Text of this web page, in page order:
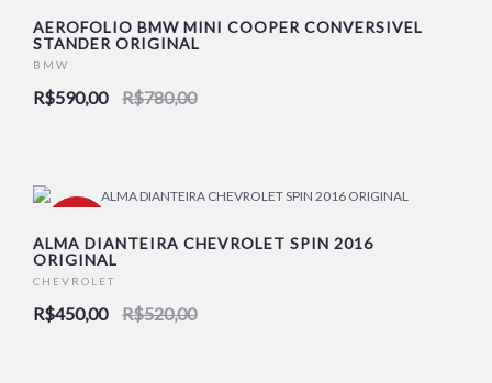
AEROFOLIO BMW MINI COOPER CONVERSIVEL
STANDER ORIGINAL
BMW
R$590,00 R$780,00
ALMA DIANTEIRA CHEVROLET SPIN 2016
ORIGINAL
CHEVROLET
R$450,00 R$520,00